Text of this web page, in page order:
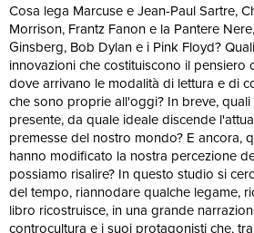
Cosa lega Marcuse e Jean-Paul Sartre,
Morrison, Frantz Fanon e la Pantere
Ginsberg, Bob Dylan e i Pink Floyd?
innovazioni che costituiscono il pensiero
dove arrivano le modalità di lettura e di
che sono proprie all'oggi? In breve,
presente, da quale ideale discende
premesse del nostro mondo? E ancora,
hanno modificato la nostra percezione
possiamo risalire? In questo studio si
del tempo, riannodare qualche legame,
libro ricostruisce, in una grande
controcultura e i suoi protagonisti che,